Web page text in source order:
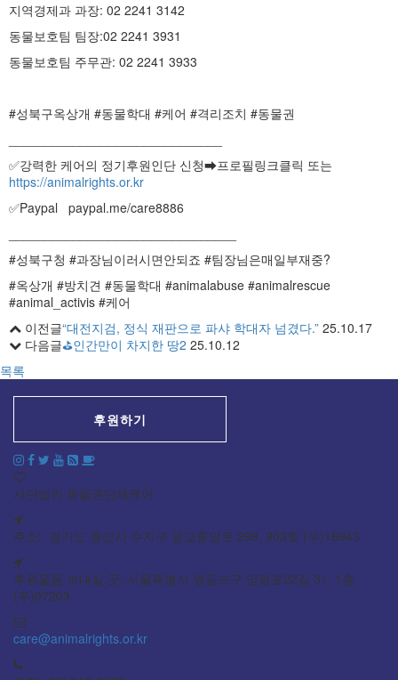
지역경제과 과장: 02 2241 3142
동물보호팀 팀장:02 2241 3931
동물보호팀 주무관: 02 2241 3933
#성북구옥상개 #동물학대 #케어 #격리조치 #동물권
✅강력한 케어의 정기후원인단 신청➡프로필링크클릭 또는
https://animalrights.or.kr
✅Paypal paypal.me/care8886
#성북구청 #과장님이러시면안되죠 #팀장님은매일부재중?
#옥상개 #방치견 #동물학대 #animalabuse #animalrescue
#animal_activis #케어
이전글“대전지검, 정식 재판으로 파샤 학대자 넘겼다.” 25.10.17
다음글⛳️인간만이 차지한 땅2 25.10.12
목록
후원하기
사단법인 동물권단체케어
주소: 경기도 용인시 수지구 광교중앙로 298, 903호 (우)16943
후원물품 보내실 곳: 서울특별시 영등포구 양평로22길 31, 1층
(우)07203
care@animalrights.or.kr